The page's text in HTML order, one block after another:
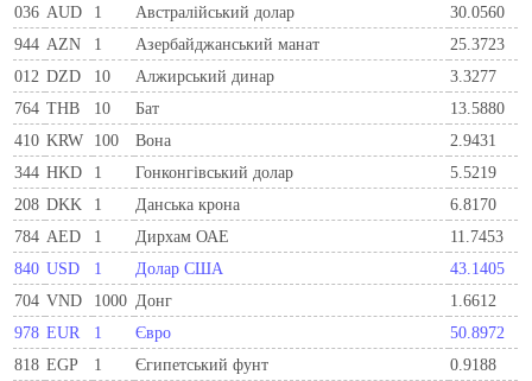
036 AUD 1 Австралійський долар
30.0560
944 AZN 1 Азербайджанський манат
25.3723
012 DZD 10 Алжирський динар
3.3277
764 THB 10 Бат
13.5880
410 KRW 100 Вона
2.9431
344 HKD 1 Гонконгівський долар
5.5219
208 DKK 1 Данська крона
6.8170
784 AED 1 Дирхам ОАЕ
11.7453
840 USD 1 Долар США
43.1405
704 VND 1000 Донг
1.6612
978 EUR 1 Євро
50.8972
818 EGP 1 Єгипетський фунт
0.9188